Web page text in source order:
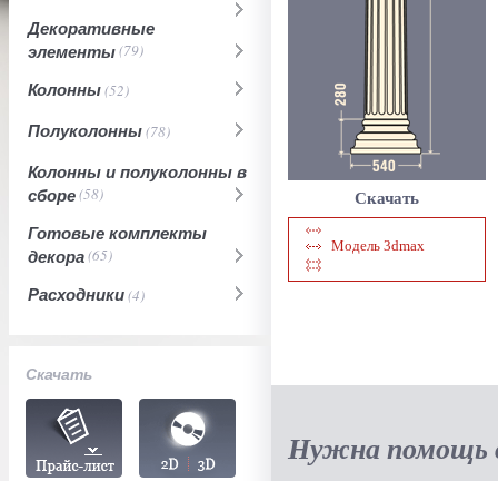
Декоративные
элементы(79)
Колонны(52)
Полуколонны(78)
Колонны и полуколонны в
сборе(58)
Готовые комплекты
декора(65)
Расходники(4)
Скачать
Скачать
Модель 3dmax
Нужна помощь